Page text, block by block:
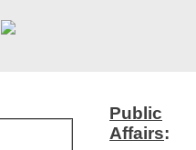
Public
Affairs: